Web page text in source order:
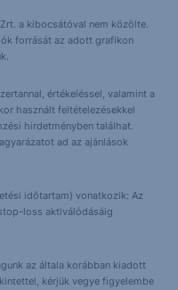
a kibocsátóval nem közölte.
forrását az adott grafikon
értékeléssel, valamint a
használt feltételezésekkel
hirdetményben találhat.
ad az ajánlások
időtartam) vonatkozik: Az
loss aktiválódásáig
az általa korábban kiadott
kérjük vegye figyelembe